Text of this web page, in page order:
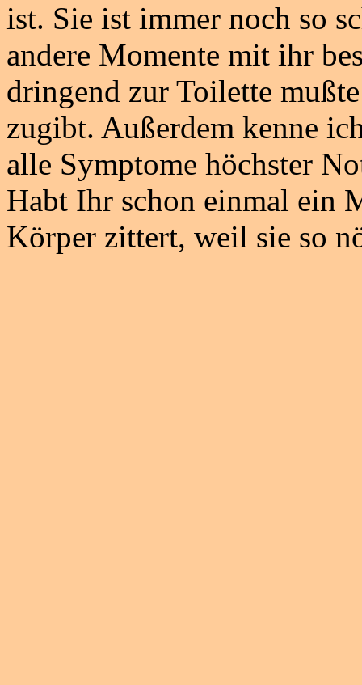
ist. Sie ist immer noch so
andere Momente mit ihr
dringend zur Toilette
zugibt. Außerdem kenne
alle Symptome höchster
Habt Ihr schon einmal ein
Körper zittert, weil sie so